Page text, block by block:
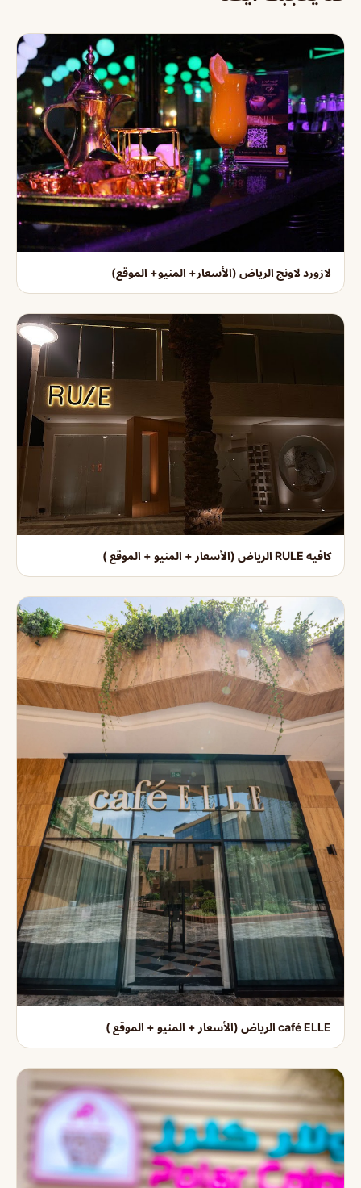
لازورد لاونج الرياض (الأسعار+ المنيو+ الموقع)
كافيه RULE الرياض (الأسعار + المنيو + الموقع )
café ELLE الرياض (الأسعار + المنيو + الموقع )